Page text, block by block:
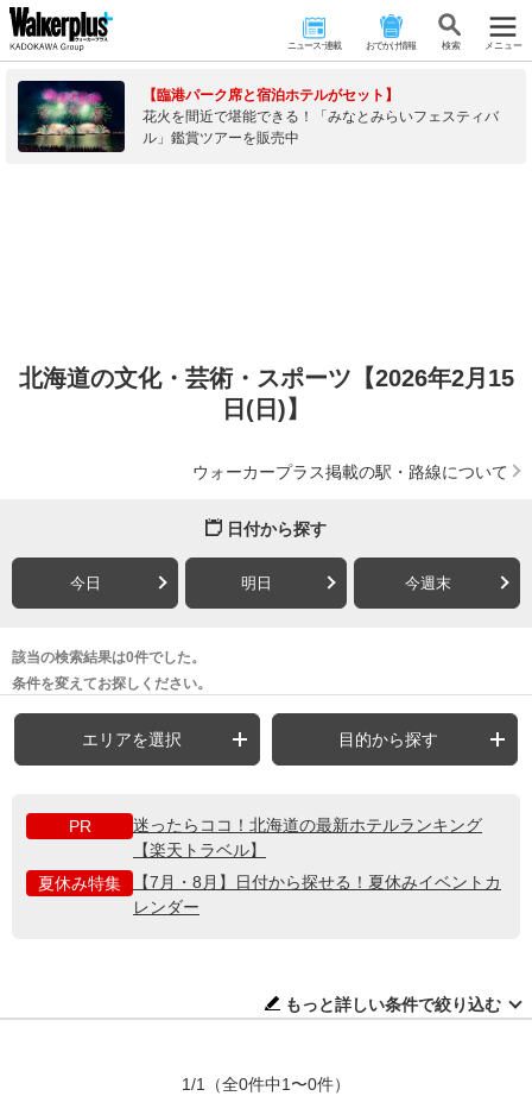
ニュース･連載 おでかけ情報 検 索 メニュー
【臨港パーク席と宿泊ホテルがセット】
花火を間近で堪能できる！「みなとみらいフェスティバ
ル」鑑賞ツアーを販売中
北海道の文化・芸術・スポーツ【2026年2月15
日(日)】
ウォーカープラス掲載の駅・路線について
日付から探す
今日 明日 今週末
該当の検索結果は0件でした。
条件を変えてお探しください。
エリアを選択 目的から探す
PR
迷ったらココ！北海道の最新ホテルランキング
【楽天トラベル】
夏休み特集
【7月・8月】日付から探せる！夏休みイベントカ
レンダー
もっと詳しい条件で絞り込む
1/1 （全0件中1〜0件）